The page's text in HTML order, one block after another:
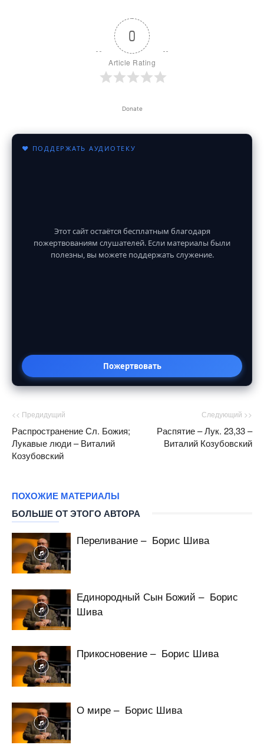
0
Article Rating
Donate
♥ ПОДДЕРЖАТЬ АУДИОТЕКУ
Этот сайт остаётся бесплатным благодаря
пожертвованиям слушателей. Если материалы были
полезны, вы можете поддержать служение.
Пожертвовать
<< Предидущий
Распространение Сл. Божия;
Лукавые люди – Виталий
Козубовский
Следующий >>
Распятие – Лук. 23,33 –
Виталий Козубовский
ПОХОЖИЕ МАТЕРИАЛЫ
БОЛЬШЕ ОТ ЭТОГО АВТОРА
Переливание – Борис Шива
Единородный Сын Божий – Борис
Шива
Прикосновение – Борис Шива
О мире – Борис Шива